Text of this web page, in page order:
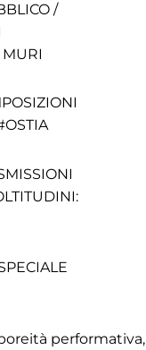
/
performativa,